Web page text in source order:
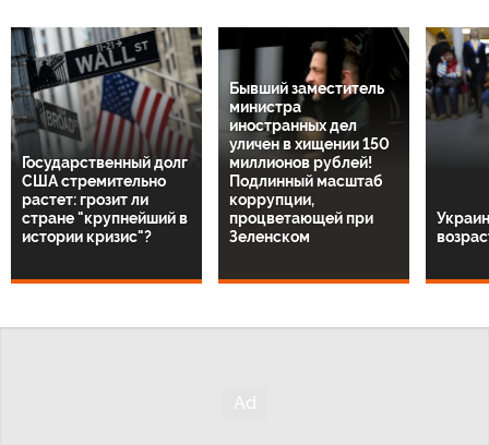
Государственный долг
США стремительно
растет: грозит ли
стране "крупнейший в
истории кризис"?
Бывший заместитель
министра
иностранных дел
уличен в хищении 150
миллионов рублей!
Подлинный масштаб
коррупции,
процветающей при
Зеленском